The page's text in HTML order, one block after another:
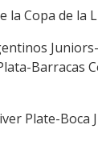
la Copa de la
Barracas
Plate-Boca